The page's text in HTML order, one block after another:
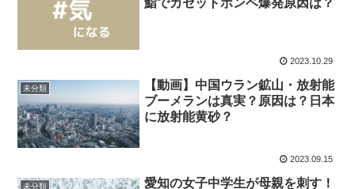
鮨でカセットボンベ爆発原因は？
2023.10.29
未分類
【動画】中国ウラン鉱山・放射能
ブーメランは真実？原因は？日本
に放射能黄砂？
2023.09.15
未分類
愛知の女子中学生が母親を刺す！